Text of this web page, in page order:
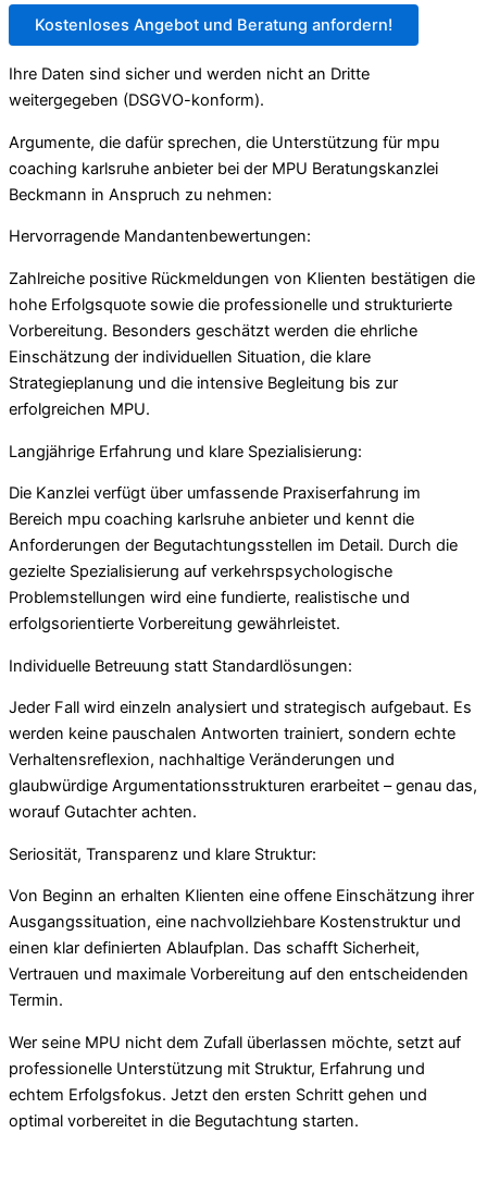
Kostenloses Angebot und Beratung anfordern!
Ihre Daten sind sicher und werden nicht an Dritte
weitergegeben (DSGVO-konform).
Argumente, die dafür sprechen, die Unterstützung für mpu
coaching karlsruhe anbieter bei der MPU Beratungskanzlei
Beckmann in Anspruch zu nehmen:
Hervorragende Mandantenbewertungen:
Zahlreiche positive Rückmeldungen von Klienten bestätigen die
hohe Erfolgsquote sowie die professionelle und strukturierte
Vorbereitung. Besonders geschätzt werden die ehrliche
Einschätzung der individuellen Situation, die klare
Strategieplanung und die intensive Begleitung bis zur
erfolgreichen MPU.
Langjährige Erfahrung und klare Spezialisierung:
Die Kanzlei verfügt über umfassende Praxiserfahrung im
Bereich mpu coaching karlsruhe anbieter und kennt die
Anforderungen der Begutachtungsstellen im Detail. Durch die
gezielte Spezialisierung auf verkehrspsychologische
Problemstellungen wird eine fundierte, realistische und
erfolgsorientierte Vorbereitung gewährleistet.
Individuelle Betreuung statt Standardlösungen:
Jeder Fall wird einzeln analysiert und strategisch aufgebaut. Es
werden keine pauschalen Antworten trainiert, sondern echte
Verhaltensreflexion, nachhaltige Veränderungen und
glaubwürdige Argumentationsstrukturen erarbeitet – genau das,
worauf Gutachter achten.
Seriosität, Transparenz und klare Struktur:
Von Beginn an erhalten Klienten eine offene Einschätzung ihrer
Ausgangssituation, eine nachvollziehbare Kostenstruktur und
einen klar definierten Ablaufplan. Das schafft Sicherheit,
Vertrauen und maximale Vorbereitung auf den entscheidenden
Termin.
Wer seine MPU nicht dem Zufall überlassen möchte, setzt auf
professionelle Unterstützung mit Struktur, Erfahrung und
echtem Erfolgsfokus. Jetzt den ersten Schritt gehen und
optimal vorbereitet in die Begutachtung starten.